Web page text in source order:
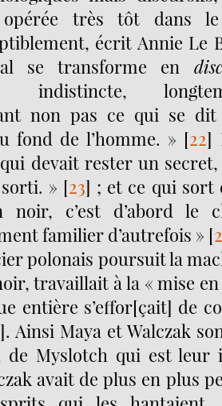
opérée très tôt dans
écrit Annie Le
se transforme en
indistincte,
non pas ce qui se
fond de l’homme. » [22]
devait rester un secret,
» [23] ; et ce qui sort
noir, c’est d’abord le
familier d’autrefois » [
polonais poursuit la
travaillait à la « mise
entière s’effor[çait] de
]. Ainsi Maya et Walczak
de Myslotch qui est leur
avait de plus en plus